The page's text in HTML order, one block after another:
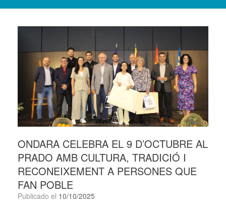
ONDARA CELEBRA EL 9 D’OCTUBRE AL
PRADO AMB CULTURA, TRADICIÓ I
RECONEIXEMENT A PERSONES QUE
FAN POBLE
Publicado el 10/10/2025